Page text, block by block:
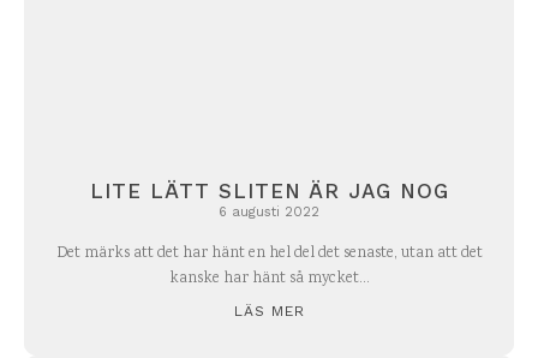
LITE LÄTT SLITEN ÄR JAG NOG
6 augusti 2022
Det märks att det har hänt en hel del det senaste, utan att det
kanske har hänt så mycket...
LÄS MER